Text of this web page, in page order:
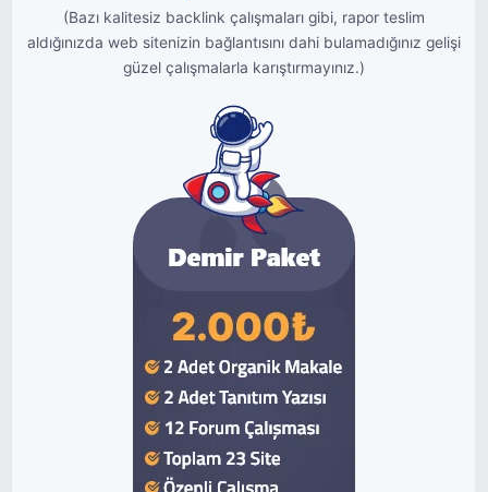
(Bazı kalitesiz backlink çalışmaları gibi, rapor teslim
aldığınızda web sitenizin bağlantısını dahi bulamadığınız gelişi
güzel çalışmalarla karıştırmayınız.)